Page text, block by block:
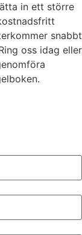
in ett större
snabbt
oss idag eller